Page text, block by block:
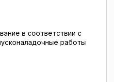
в соответствии с
работы